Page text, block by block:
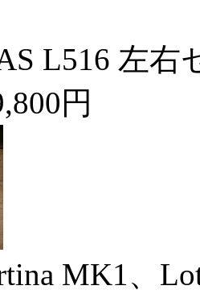
L516 左右
円
MK1、